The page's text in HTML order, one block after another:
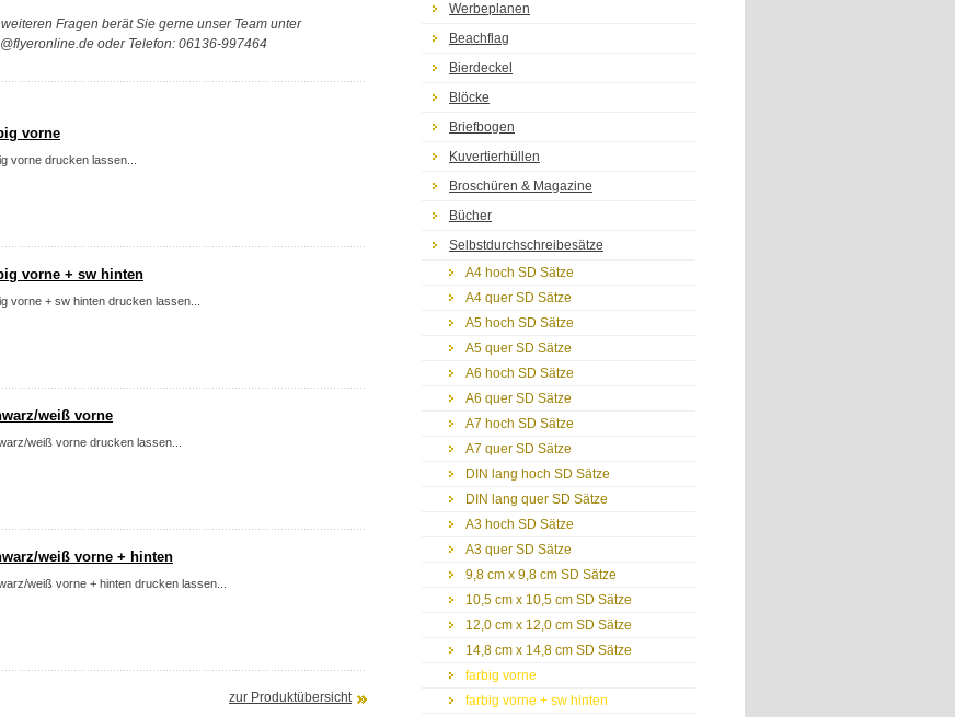
Fragen berät Sie gerne unser Team unter
oder Telefon: 06136-997464
vorne
vorne drucken lassen...
vorne + sw hinten
vorne + sw hinten drucken lassen...
weiß vorne
weiß vorne drucken lassen...
weiß vorne + hinten
weiß vorne + hinten drucken lassen...
zur Produktübersicht
Werbeplanen
Beachflag
Bierdeckel
Blöcke
Briefbogen
Kuvertierhüllen
Broschüren & Magazine
Bücher
Selbstdurchschreibesätze
A4 hoch SD Sätze
A4 quer SD Sätze
A5 hoch SD Sätze
A5 quer SD Sätze
A6 hoch SD Sätze
A6 quer SD Sätze
A7 hoch SD Sätze
A7 quer SD Sätze
DIN lang hoch SD Sätze
DIN lang quer SD Sätze
A3 hoch SD Sätze
A3 quer SD Sätze
9,8 cm x 9,8 cm SD Sätze
10,5 cm x 10,5 cm SD Sätze
12,0 cm x 12,0 cm SD Sätze
14,8 cm x 14,8 cm SD Sätze
farbig vorne
farbig vorne + sw hinten